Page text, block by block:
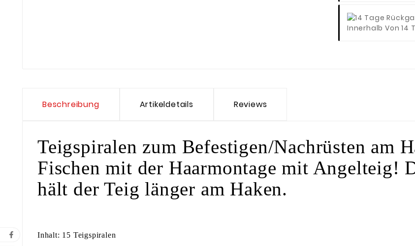
Innerhalb Von 14
Beschreibung Artikeldetails Reviews
Teigspiralen zum Befestigen/Nachrüsten am
Fischen mit der Haarmontage mit Angelteig!
hält der Teig länger am Haken.
Inhalt: 15 Teigspiralen